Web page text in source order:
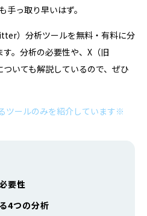
っ取り早いはず。
）分析ツールを無料・有料に分
。分析の必要性や、X（旧
いても解説しているので、ぜひ
ツールのみを紹介しています※
要性
4つの分析